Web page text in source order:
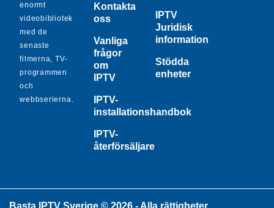
enormt
videobibliotek
med de
senaste
filmerna, TV-
programmen
och
webbserierna.
Kontakta
oss
Vanliga
frågor
om
IPTV
IPTV-
installationshandbok
IPTV-
återförsäljare
IPTV
Juridisk
information
Stödda
enheter
Basta IPTV Sverige © 2026 - Alla rättigheter